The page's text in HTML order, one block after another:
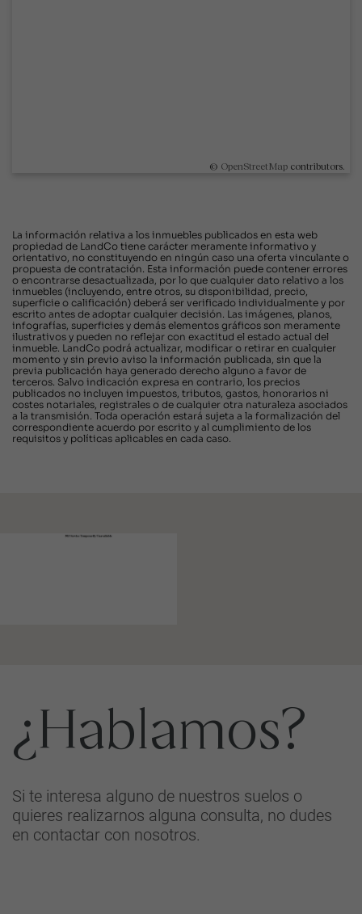
© OpenStreetMap contributors.
La información relativa a los inmuebles publicados en esta web
propiedad de LandCo tiene carácter meramente informativo y
orientativo, no constituyendo en ningún caso una oferta vinculante o
propuesta de contratación. Esta información puede contener errores
o encontrarse desactualizada, por lo que cualquier dato relativo a los
inmuebles (incluyendo, entre otros, su disponibilidad, precio,
superficie o calificación) deberá ser verificado individualmente y por
escrito antes de adoptar cualquier decisión. Las imágenes, planos,
infografías, superficies y demás elementos gráficos son meramente
ilustrativos y pueden no reflejar con exactitud el estado actual del
inmueble. LandCo podrá actualizar, modificar o retirar en cualquier
momento y sin previo aviso la información publicada, sin que la
previa publicación haya generado derecho alguno a favor de
terceros. Salvo indicación expresa en contrario, los precios
publicados no incluyen impuestos, tributos, gastos, honorarios ni
costes notariales, registrales o de cualquier otra naturaleza asociados
a la transmisión. Toda operación estará sujeta a la formalización del
correspondiente acuerdo por escrito y al cumplimiento de los
requisitos y políticas aplicables en cada caso.
¿Hablamos?
Si te interesa alguno de nuestros suelos o
quieres realizarnos alguna consulta, no dudes
en contactar con nosotros.